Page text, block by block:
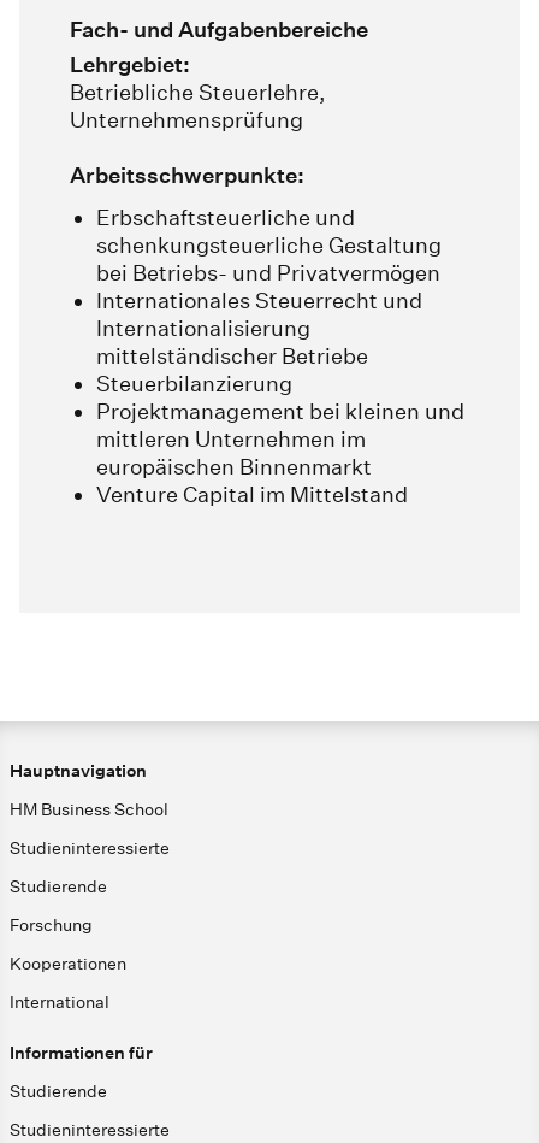
Fach- und Aufgabenbereiche
Lehrgebiet:
Betriebliche Steuerlehre,
Unternehmensprüfung
Arbeitsschwerpunkte:
Erbschaftsteuerliche und
schenkungsteuerliche Gestaltung
bei Betriebs- und Privatvermögen
Internationales Steuerrecht und
Internationalisierung
mittelständischer Betriebe
Steuerbilanzierung
Projektmanagement bei kleinen und
mittleren Unternehmen im
europäischen Binnenmarkt
Venture Capital im Mittelstand
Hauptnavigation
HM Business School
Studieninteressierte
Studierende
Forschung
Kooperationen
International
Informationen für
Studierende
Studieninteressierte